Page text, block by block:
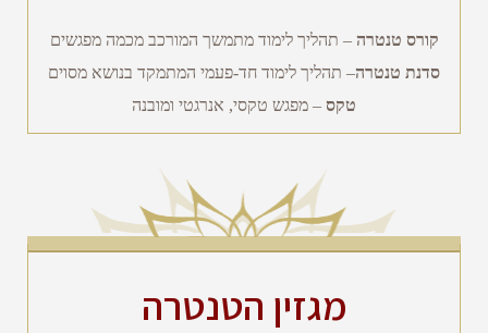
קורס טנטרה – תהליך לימוד מתמשך המורכב מכמה מפגשים
סדנת טנטרה– תהליך לימוד חד-פעמי המתמקד בנושא מסוים
טקס – מפגש טקסי, אנרגטי ומובנה
מגזין הטנטרה